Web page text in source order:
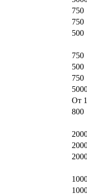
750
750
500
750
500
750
От
800